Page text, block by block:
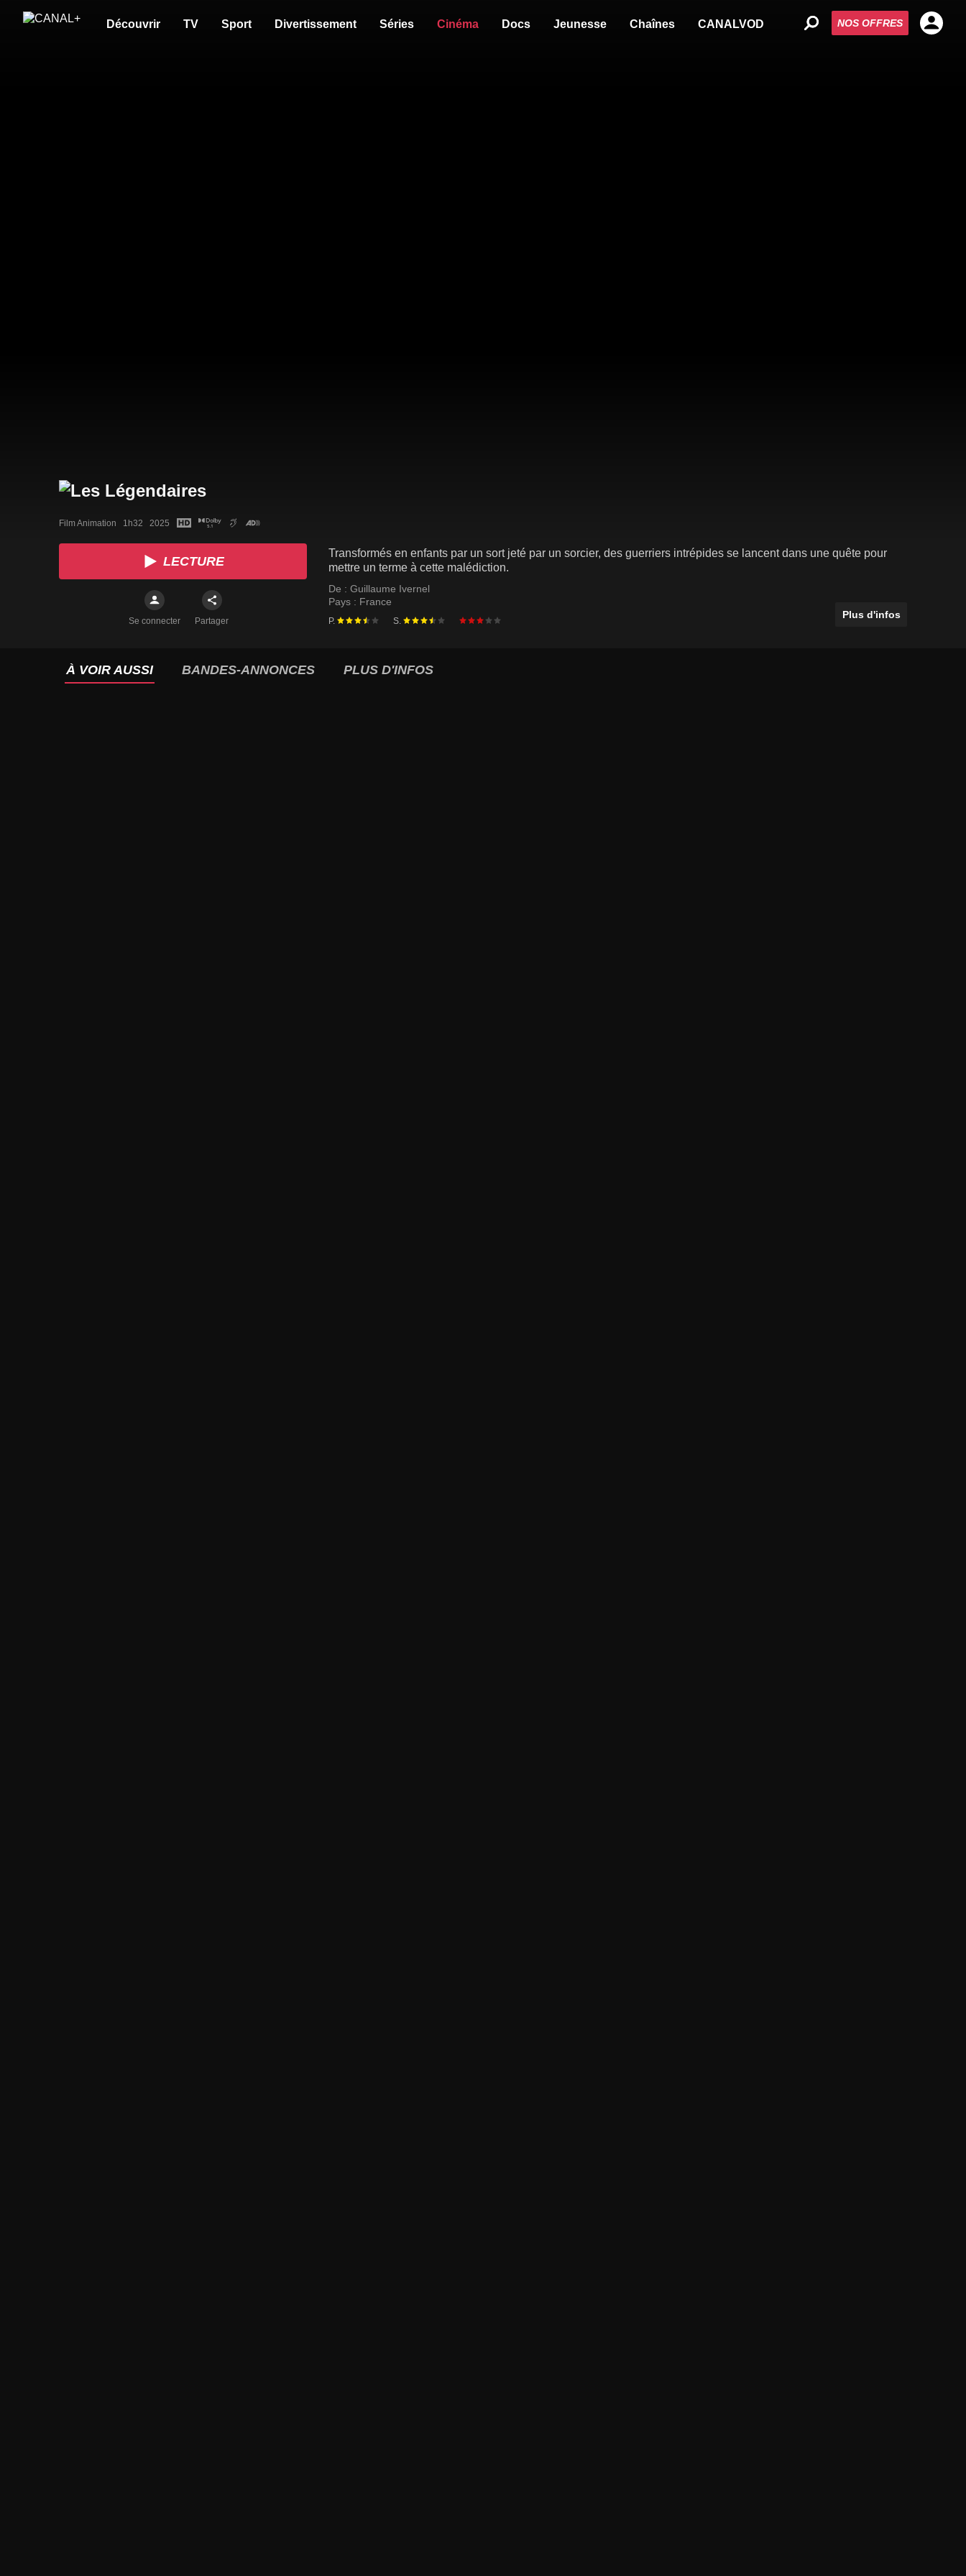
Découvrir TV Sport Divertissement Séries Cinéma Docs Jeunesse Chaînes CANALVOD NOS OFFRES
Film Animation   1h32   2025
LECTURE
Se connecter Partager
Transformés en enfants par un sort jeté par un sorcier, des guerriers intrépides se lancent dans une quête pour
mettre un terme à cette malédiction.
De : Guillaume Ivernel
Pays : France
P. S.
Plus d'infos
À VOIR AUSSI BANDES-ANNONCES PLUS D'INFOS